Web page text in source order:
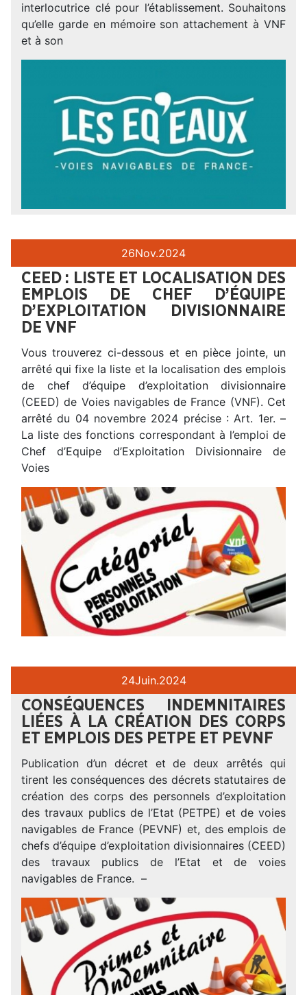
interlocutrice clé pour l’établissement. Souhaitons
qu’elle garde en mémoire son attachement à VNF
et à son
26Nov.2024
CEED : LISTE ET LOCALISATION DES
EMPLOIS DE CHEF D’ÉQUIPE
D’EXPLOITATION DIVISIONNAIRE
DE VNF
Vous trouverez ci-dessous et en pièce jointe, un
arrêté qui fixe la liste et la localisation des emplois
de chef d’équipe d’exploitation divisionnaire
(CEED) de Voies navigables de France (VNF). Cet
arrêté du 04 novembre 2024 précise : Art. 1er. –
La liste des fonctions correspondant à l’emploi de
Chef d’Equipe d’Exploitation Divisionnaire de
Voies
24Juin.2024
CONSÉQUENCES INDEMNITAIRES
LIÉES À LA CRÉATION DES CORPS
ET EMPLOIS DES PETPE ET PEVNF
Publication d’un décret et de deux arrêtés qui
tirent les conséquences des décrets statutaires de
création des corps des personnels d’exploitation
des travaux publics de l’Etat (PETPE) et de voies
navigables de France (PEVNF) et, des emplois de
chefs d’équipe d’exploitation divisionnaires (CEED)
des travaux publics de l’Etat et de voies
navigables de France. –